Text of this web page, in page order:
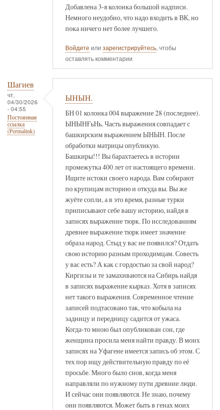
Добавлена 3-я колонка большой надписи.
Немного неудобно, что надо входить в ВК, но
пока ничего нет более лучшего.
Войдите или зарегистрируйтесь, чтобы
оставлять комментарии
Шагиев
чт,
04/30/2026
- 04:55
Постоянная
ссылка
(Permalink)
ЫНЫН.
БН 01 колонка 004 выражение 28 (последнее).
ЫНЫНҒьНь. Часть выражения совпадает с
башкирским выражением ЫНЫН. После
обработки матрицы опубликую.
Башкиры!!! Вы барахтаетесь в истории
промежутка 400 лет от настоящего времени.
Ищите истоки своего народа. Вам собирают
по крупицам историю и откуда вы. Вы же
жуёте сопли, а в это время, разные турки
приписывают себе вашу историю, найдя в
записях выражение тюрк. По исследованиям
древнее выражение тюрк имеет значение
образа народ. Стыд у вас не появился? Отдать
свою историю разным проходимцам. Совесть
у вас есть? А как с гордостью за свой народ?
Киргизы и те замахиваются на Сибирь найдя
в записях выражение кырказ. Хотя в записях
нет такого выражения. Современное чтение
записей подтасовано так, что кобыла на
задницу и передницу садится от ужаса.
Когда-то мною был опубликован сон, где
женщина просила меня найти правду. В моих
записях на Уфагене имеется запись об этом. С
тех пор ищу действительную правду по её
просьбе. Много было снов, когда меня
направляли по нужному пути древние люди.
И сейчас они появляются. Не знаю, почему
они появляются. Может быть в генах моих